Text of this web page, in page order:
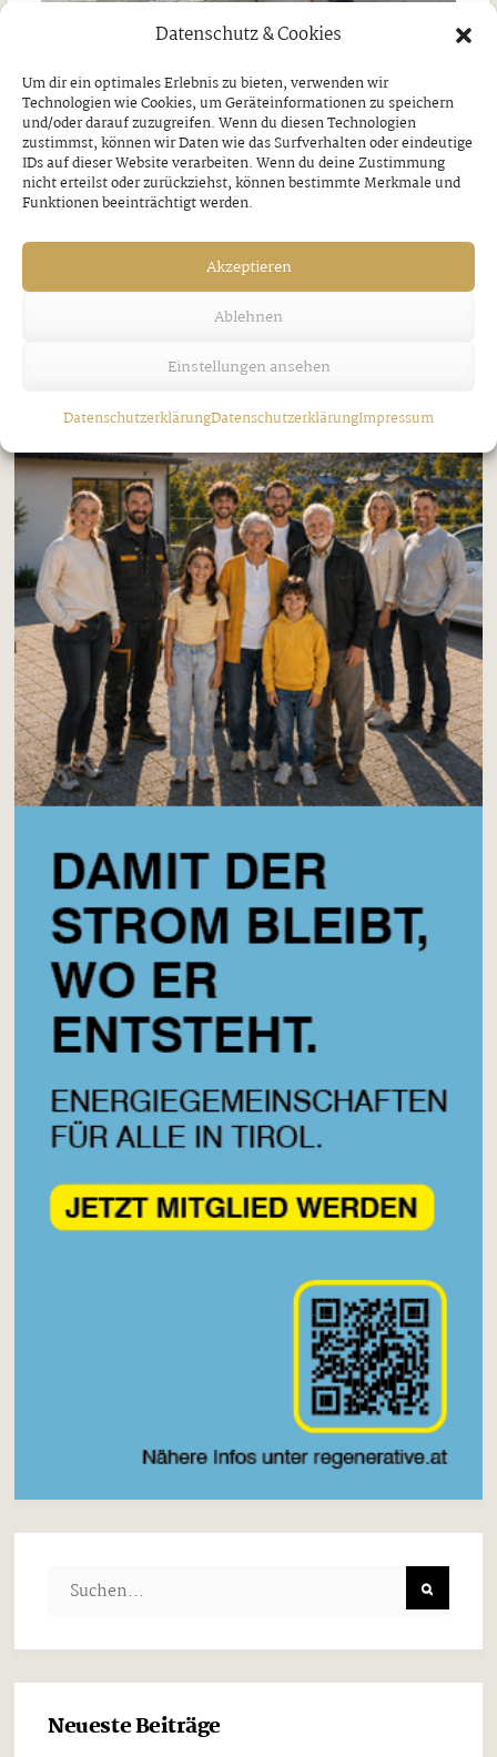
Datenschutz & Cookies
Um dir ein optimales Erlebnis zu bieten, verwenden wir
Technologien wie Cookies, um Geräteinformationen zu speichern
und/oder darauf zuzugreifen. Wenn du diesen Technologien
zustimmst, können wir Daten wie das Surfverhalten oder eindeutige
IDs auf dieser Website verarbeiten. Wenn du deine Zustimmung
nicht erteilst oder zurückziehst, können bestimmte Merkmale und
Funktionen beeinträchtigt werden.
Akzeptieren
Ablehnen
Einstellungen ansehen
DatenschutzerklärungDatenschutzerklärungImpressum
Jakobi-Patrozinium in Strass
Freitag, 7. August 2026
Neueste Beiträge